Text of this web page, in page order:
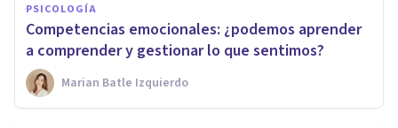
PSICOLOGÍA
Competencias emocionales: ¿podemos aprender
a comprender y gestionar lo que sentimos?
Marian Batle Izquierdo